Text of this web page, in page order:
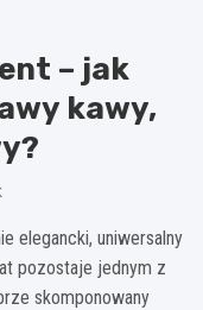
– jak
kawy,
elegancki, uniwersalny
pozostaje jednym z
skomponowany